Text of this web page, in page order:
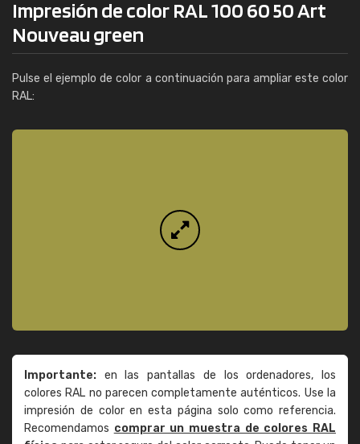
Impresión de color RAL 100 60 50 Art
Nouveau green
Pulse el ejemplo de color a continuación para ampliar este color
RAL:
Importante: en las pantallas de los ordenadores, los
colores RAL no parecen completamente auténticos. Use la
impresión de color en esta página solo como referencia.
Recomendamos comprar un muestra de colores RAL